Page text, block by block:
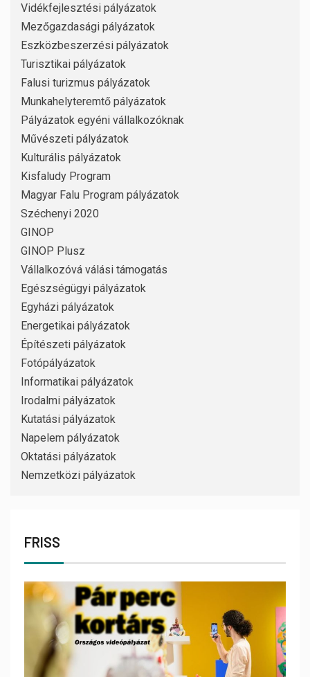
Vidékfejlesztési pályázatok
Mezőgazdasági pályázatok
Eszközbeszerzési pályázatok
Turisztikai pályázatok
Falusi turizmus pályázatok
Munkahelyteremtő pályázatok
Pályázatok egyéni vállalkozóknak
Művészeti pályázatok
Kulturális pályázatok
Kisfaludy Program
Magyar Falu Program pályázatok
Széchenyi 2020
GINOP
GINOP Plusz
Vállalkozóvá válási támogatás
Egészségügyi pályázatok
Egyházi pályázatok
Energetikai pályázatok
Építészeti pályázatok
Fotópályázatok
Informatikai pályázatok
Irodalmi pályázatok
Kutatási pályázatok
Napelem pályázatok
Oktatási pályázatok
Nemzetközi pályázatok
FRISS